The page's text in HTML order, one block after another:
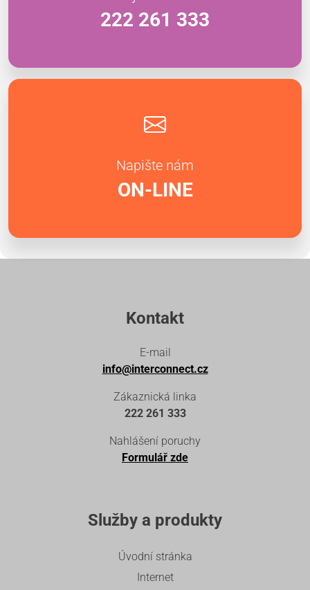
222 261 333
Napište nám
ON-LINE
Kontakt
E-mail
info@interconnect.cz
Zákaznická linka
222 261 333
Nahlášení poruchy
Formulář zde
Služby a produkty
Úvodní stránka
Internet